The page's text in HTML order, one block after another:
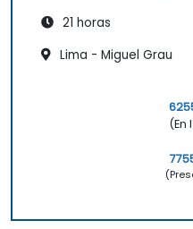
21 horas
Lima - Miguel Grau
(En